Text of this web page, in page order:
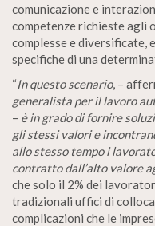
comunicazione e
competenze richieste agli
complesse e diversificate,
specifiche di una
“In questo scenario, –
generalista per il lavoro
– è in grado di fornire
gli stessi valori e
allo stesso tempo i
contratto dall’alto valore
che solo il 2% dei
tradizionali uffici di
complicazioni che le